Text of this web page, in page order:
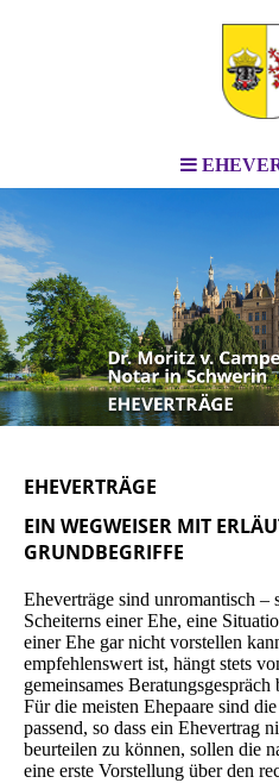
EHEVERTRÄGE
EIN WEGWEISER MIT
GRUNDBEGRIFFE
Eheverträge sind unromantisch –
Scheiterns einer Ehe, eine
einer Ehe gar nicht vorstellen
empfehlenswert ist, hängt stets
gemeinsames
Für die meisten Ehepaare sind
passend, so dass ein Ehevertrag
beurteilen zu können, sollen die
eine erste Vorstellung über den